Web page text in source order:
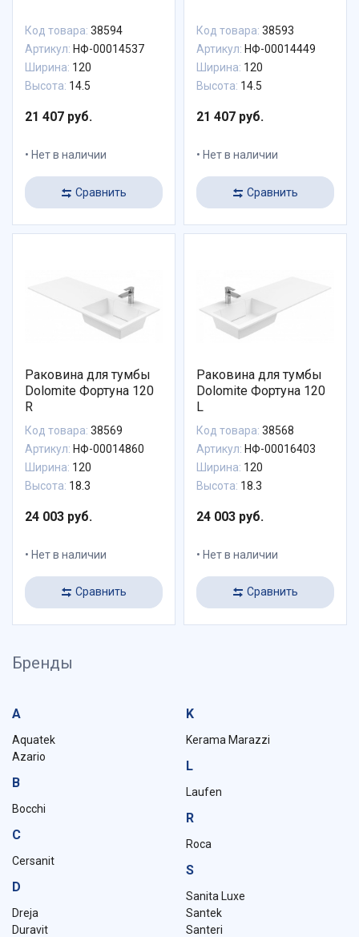
Код товара: 38594
Артикул: НФ-00014537
Ширина: 120
Высота: 14.5
21 407 руб.
Нет в наличии
Сравнить
Код товара: 38593
Артикул: НФ-00014449
Ширина: 120
Высота: 14.5
21 407 руб.
Нет в наличии
Сравнить
Раковина для тумбы
Dolomite Фортуна 120
R
Код товара: 38569
Артикул: НФ-00014860
Ширина: 120
Высота: 18.3
24 003 руб.
Нет в наличии
Сравнить
Раковина для тумбы
Dolomite Фортуна 120
L
Код товара: 38568
Артикул: НФ-00016403
Ширина: 120
Высота: 18.3
24 003 руб.
Нет в наличии
Сравнить
Бренды
A
Aquatek
Azario
B
Bocchi
C
Cersanit
D
Dreja
Duravit
K
Kerama Marazzi
L
Laufen
R
Roca
S
Sanita Luxe
Santek
Santeri